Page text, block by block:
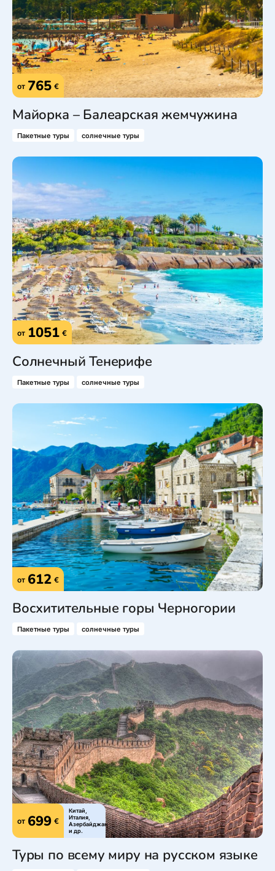
от 765 €
Майорка – Балеарская жемчужина
Пакетные туры солнечные туры
от 1051 €
Солнечный Тенерифе
Пакетные туры солнечные туры
от 612 €
Восхитительные горы Черногории
Пакетные туры солнечные туры
от 699 €
Китай,
Италия,
Азербайджан
и др.
Туры по всему миру на русском языке